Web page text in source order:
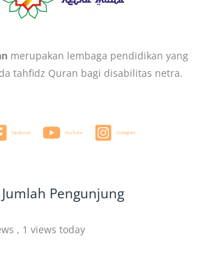
merupakan lembaga pendidikan yang
tahfidz Quran bagi disabilitas netra.
Facebook YouTube Instagram
Jumlah Pengunjung
, 1 views today